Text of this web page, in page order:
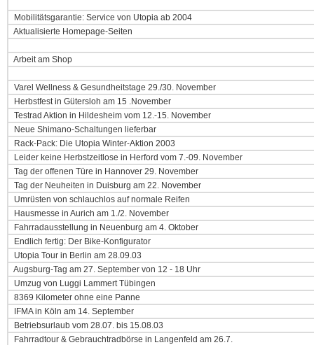
Mobilitätsgarantie: Service von Utopia ab 2004
Aktualisierte Homepage-Seiten
Arbeit am Shop
Varel Wellness & Gesundheitstage 29./30. November
Herbstfest in Gütersloh am 15 .November
Testrad Aktion in Hildesheim vom 12.-15. November
Neue Shimano-Schaltungen lieferbar
Rack-Pack: Die Utopia Winter-Aktion 2003
Leider keine Herbstzeitlose in Herford vom 7.-09. November
Tag der offenen Türe in Hannover 29. November
Tag der Neuheiten in Duisburg am 22. November
Umrüsten von schlauchlos auf normale Reifen
Hausmesse in Aurich am 1./2. November
Fahrradausstellung in Neuenburg am 4. Oktober
Endlich fertig: Der Bike-Konfigurator
Utopia Tour in Berlin am 28.09.03
Augsburg-Tag am 27. September von 12 - 18 Uhr
Umzug von Luggi Lammert Tübingen
8369 Kilometer ohne eine Panne
IFMA in Köln am 14. September
Betriebsurlaub vom 28.07. bis 15.08.03
Fahrradtour & Gebrauchtradbörse in Langenfeld am 26.7.